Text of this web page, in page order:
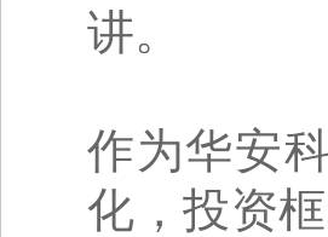
讲。
作为华安
化，投资